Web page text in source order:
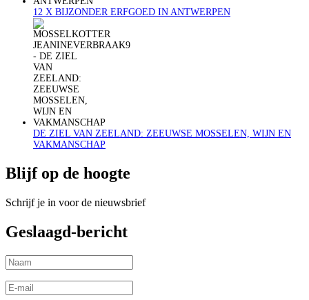
12 X BIJZONDER ERFGOED IN ANTWERPEN
DE ZIEL VAN ZEELAND: ZEEUWSE MOSSELEN, WIJN EN
VAKMANSCHAP
Blijf op de hoogte
Schrijf je in voor de nieuwsbrief
Geslaagd-bericht